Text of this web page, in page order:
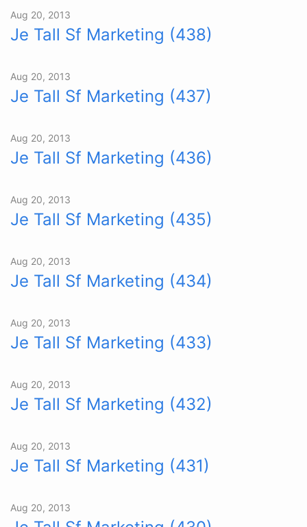
Aug 20, 2013
Je Tall Sf Marketing (438)
Aug 20, 2013
Je Tall Sf Marketing (437)
Aug 20, 2013
Je Tall Sf Marketing (436)
Aug 20, 2013
Je Tall Sf Marketing (435)
Aug 20, 2013
Je Tall Sf Marketing (434)
Aug 20, 2013
Je Tall Sf Marketing (433)
Aug 20, 2013
Je Tall Sf Marketing (432)
Aug 20, 2013
Je Tall Sf Marketing (431)
Aug 20, 2013